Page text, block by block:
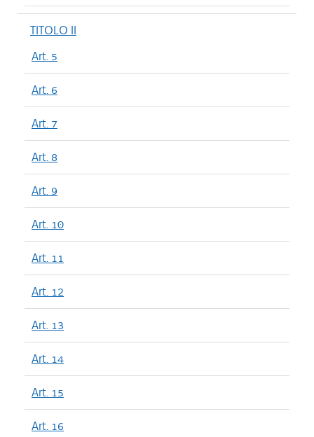
TITOLO II
Art. 5
Art. 6
Art. 7
Art. 8
Art. 9
Art. 10
Art. 11
Art. 12
Art. 13
Art. 14
Art. 15
Art. 16